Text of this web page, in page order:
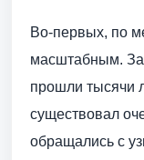
Во-первых, по
масштабным. За
прошли тысячи
существовал
обращались с